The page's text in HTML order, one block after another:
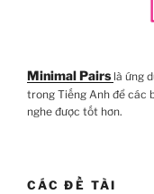
Minimal Pairs là ứng
trong Tiếng Anh để các
nghe được tốt hơn.
CÁC ĐỀ TÀI